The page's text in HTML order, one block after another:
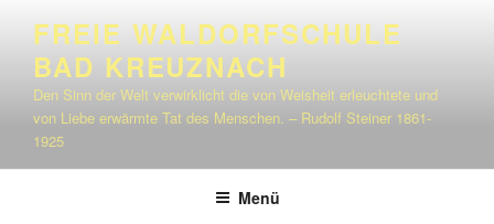
springen
FREIE WALDORFSCHULE
BAD KREUZNACH
Den Sinn der Welt verwirklicht die von Weisheit erleuchtete und
von Liebe erwärmte Tat des Menschen. – Rudolf Steiner 1861-
1925
Menü